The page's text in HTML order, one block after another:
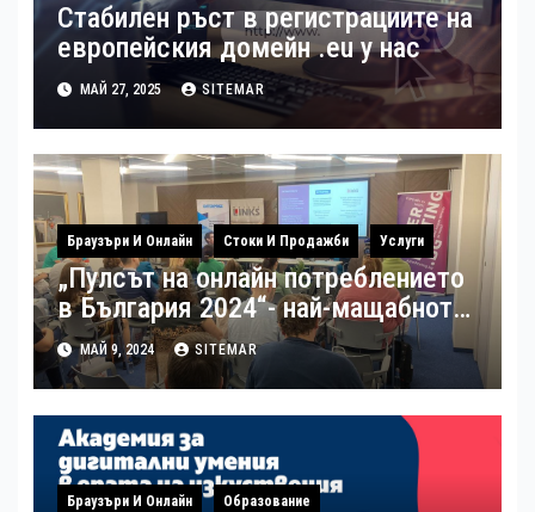
Стабилен ръст в регистрациите на
европейския домейн .eu у нас
МАЙ 27, 2025 SITEMAR
Браузъри И Онлайн Стоки И Продажби Услуги
„Пулсът на онлайн потреблението
в България 2024“- най-мащабното
потребителско проучване на
пазара на електронна търговия в
България беше представено
наскоро
МАЙ 9, 2024 SITEMAR
Браузъри И Онлайн Образование